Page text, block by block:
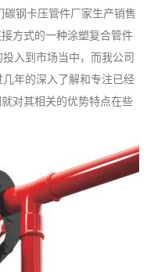
碳钢卡压管件厂家生产销售
方式的一种涂塑复合管件
入到市场当中，而我公司
年的深入了解和专注已经
对其相关的优势特点在些